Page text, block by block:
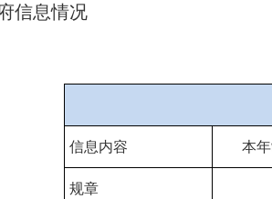
信息情况
信息内容 本
规章